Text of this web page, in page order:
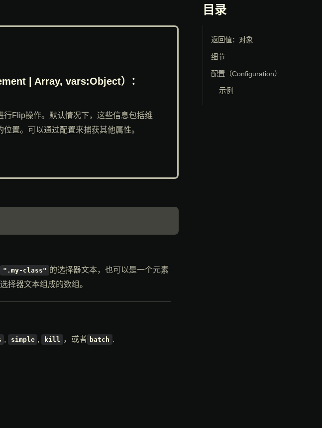
| Array, vars:Object）：
Flip操作。默认情况下，这些信息包括维
置。可以通过配置来捕获其他属性。
".my-class" 的选择器文本，也可以是一个元素
择器文本组成的数组。
, simple , kill ，或者 batch .
目录
返回值：对象
细节
配置（Configuration）
示例